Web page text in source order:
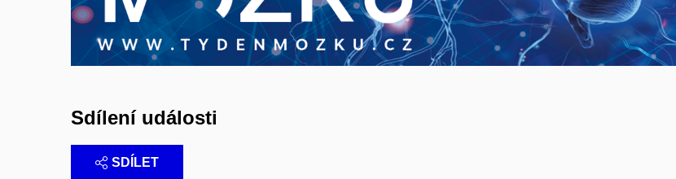
Sdílení události
SDÍLET